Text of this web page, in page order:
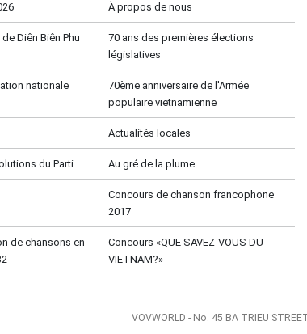
À propos de nous
Diên Biên Phu
70 ans des premières élections
législatives
nationale
70ème anniversaire de l'Armée
populaire vietnamienne
Actualités locales
du Parti Au gré de la plume
Concours de chanson francophone
2017
de chansons en
Concours «QUE SAVEZ-VOUS DU
VIETNAM?»
VOVWORLD - No. 45 BA TRIEU